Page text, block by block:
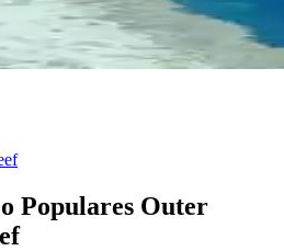
Populares Outer